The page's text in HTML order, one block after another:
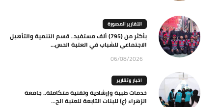
التقارير المصورة
بأكثر من (795) ألف مستفيد.. قسم التنمية والتأهيل
الاجتماعي للشباب في العتبة الحس...
06/08/2026
اخبار وتقارير
خدمات طبية وإرشادية وتقنية متكاملة.. جامعة
الزهراء (ع) للبنات التابعة للعتبة الح...